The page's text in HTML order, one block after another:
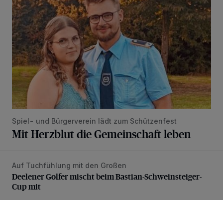
Spiel- und Bürgerverein lädt zum Schützenfest
Mit Herzblut die Gemeinschaft leben
Deelener Golfer mischt beim Bastian-Schweinsteiger-
Auf Tuchfühlung mit den Großen
Deelener Golfer mischt beim Bastian-Schweinsteiger-
Cup mit